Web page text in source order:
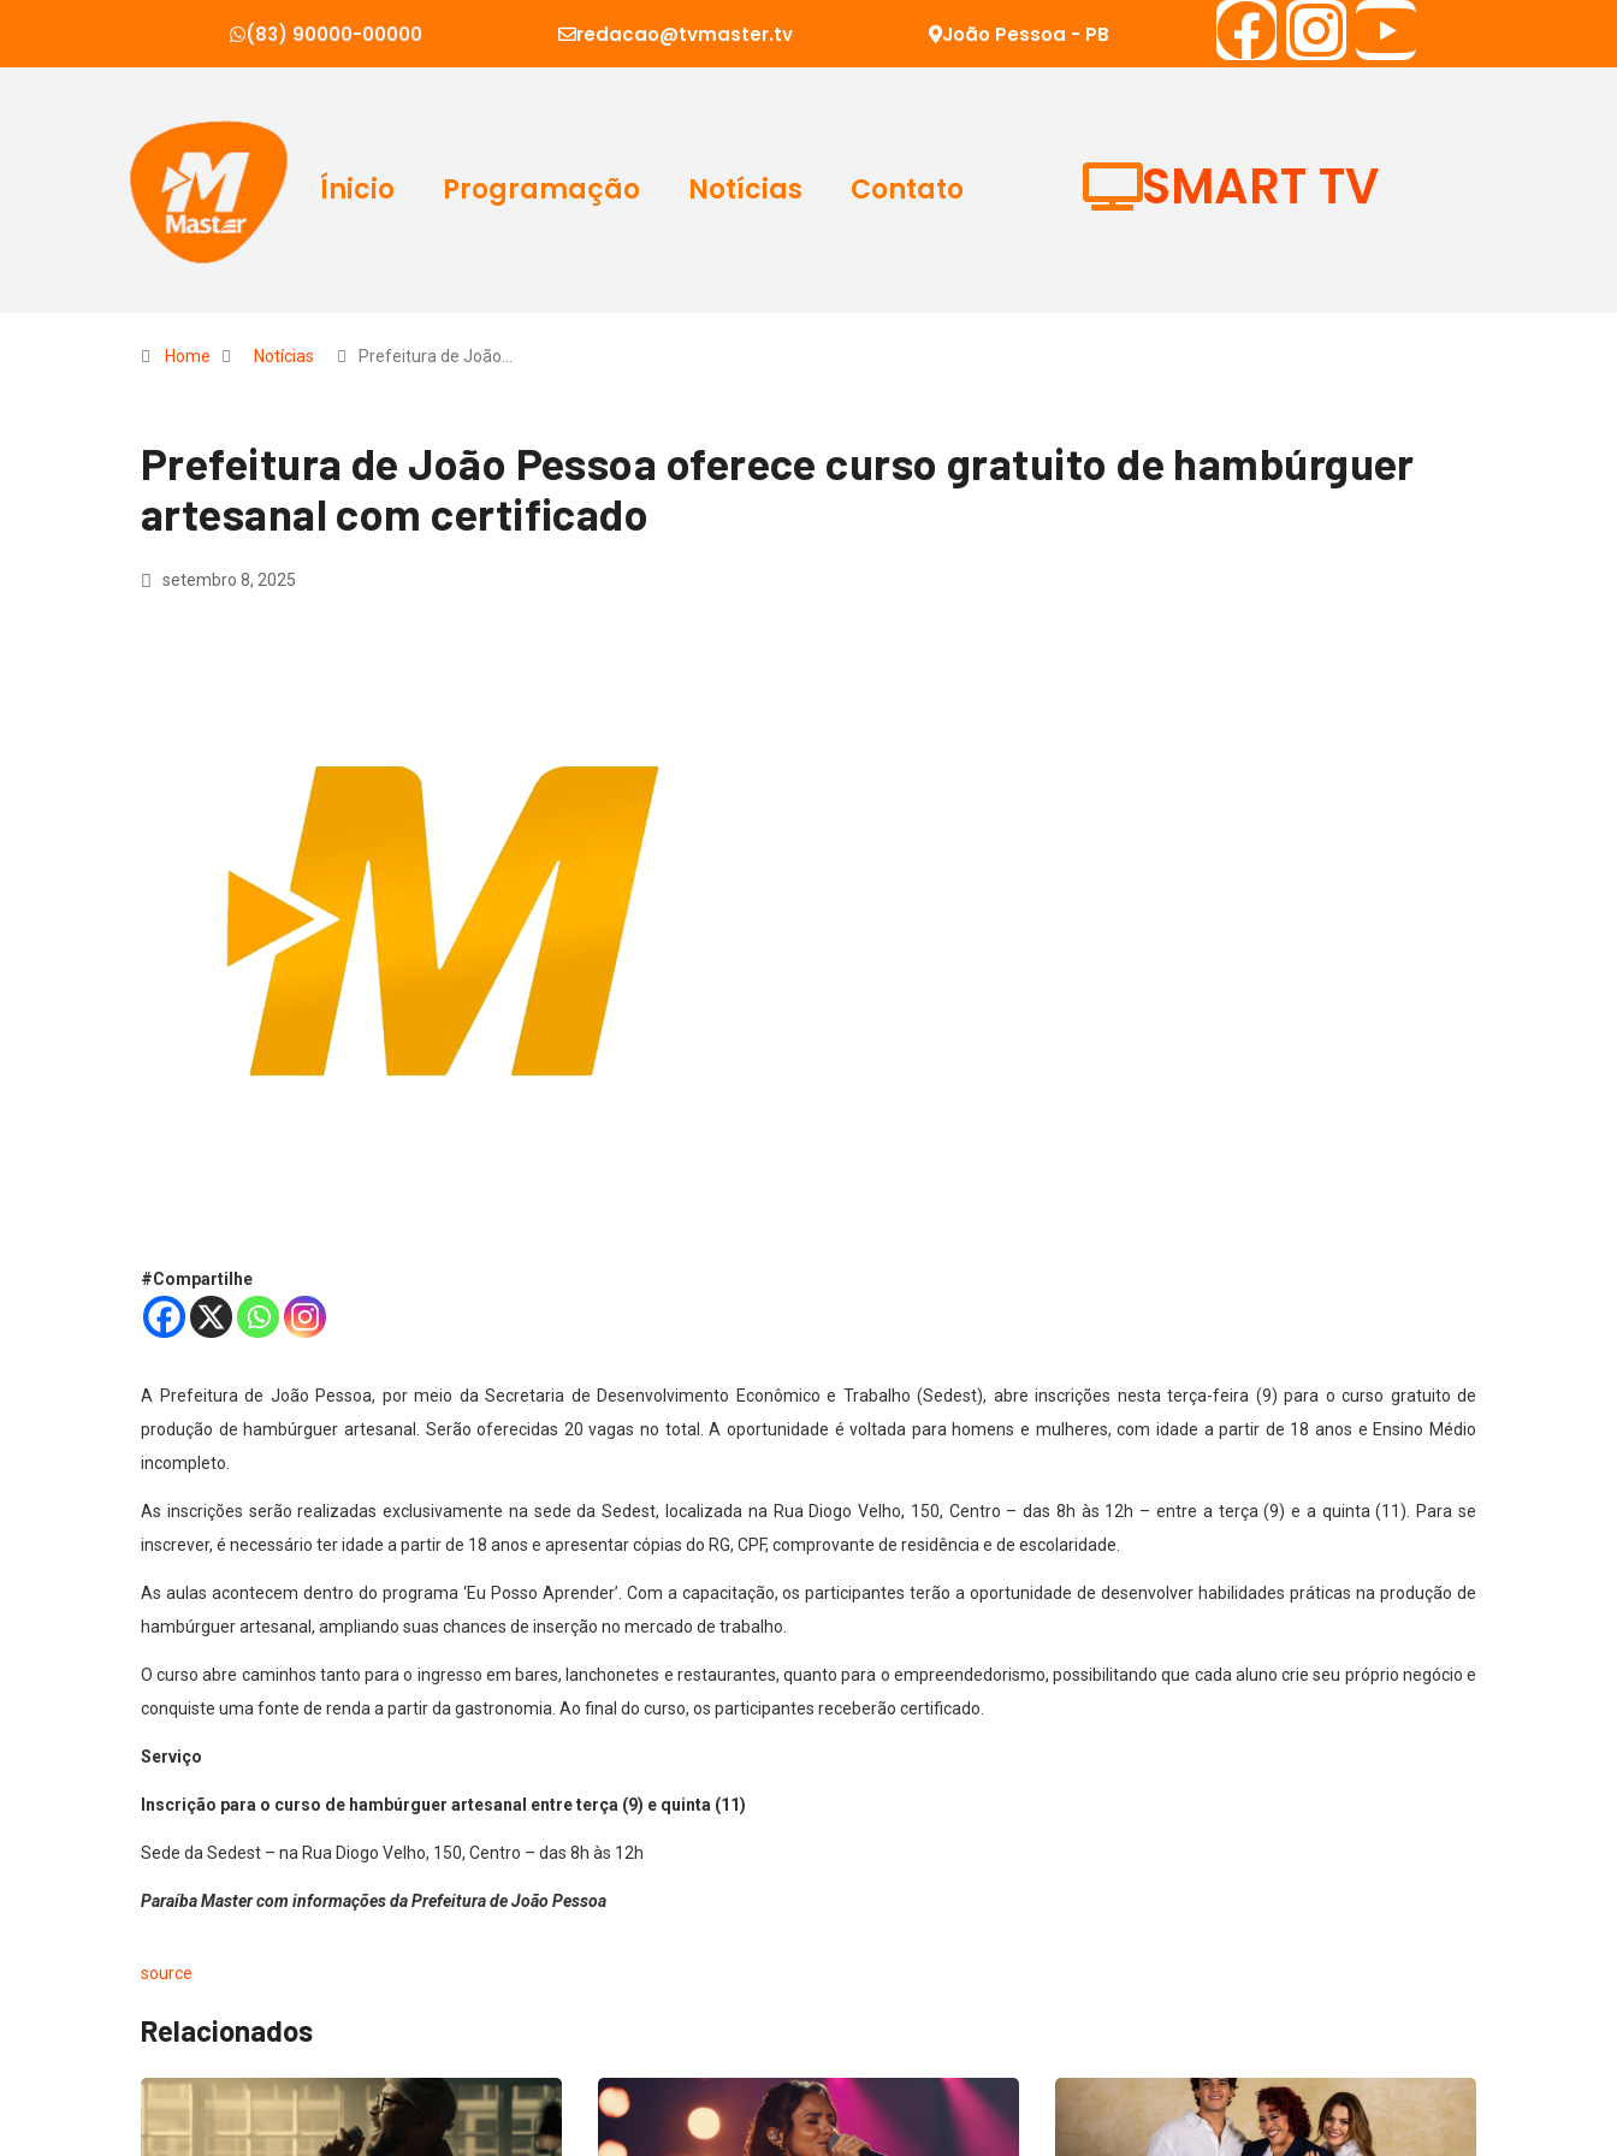
(83) 90000-00000 redacao@tvmaster.tv João Pessoa - PB
Ínicio Programação Notícias Contato SMART TV
Home Notícias Prefeitura de João…
Prefeitura de João Pessoa oferece curso gratuito de hambúrguer
artesanal com certificado
setembro 8, 2025
#Compartilhe
A Prefeitura de João Pessoa, por meio da Secretaria de Desenvolvimento Econômico e Trabalho (Sedest), abre inscrições nesta terça-feira (9) para o curso gratuito de
produção de hambúrguer artesanal. Serão oferecidas 20 vagas no total. A oportunidade é voltada para homens e mulheres, com idade a partir de 18 anos e Ensino Médio
incompleto.
As inscrições serão realizadas exclusivamente na sede da Sedest, localizada na Rua Diogo Velho, 150, Centro – das 8h às 12h – entre a terça (9) e a quinta (11). Para se
inscrever, é necessário ter idade a partir de 18 anos e apresentar cópias do RG, CPF, comprovante de residência e de escolaridade.
As aulas acontecem dentro do programa ‘Eu Posso Aprender’. Com a capacitação, os participantes terão a oportunidade de desenvolver habilidades práticas na produção de
hambúrguer artesanal, ampliando suas chances de inserção no mercado de trabalho.
O curso abre caminhos tanto para o ingresso em bares, lanchonetes e restaurantes, quanto para o empreendedorismo, possibilitando que cada aluno crie seu próprio negócio e
conquiste uma fonte de renda a partir da gastronomia. Ao final do curso, os participantes receberão certificado.
Serviço
Inscrição para o curso de hambúrguer artesanal entre terça (9) e quinta (11)
Sede da Sedest – na Rua Diogo Velho, 150, Centro – das 8h às 12h
Paraíba Master com informações da Prefeitura de João Pessoa
source
Relacionados